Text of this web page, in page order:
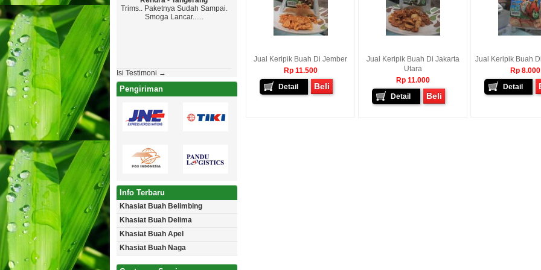
Jual Keripik Buah Di Jember
Rp 11.500
Detail
Beli
Jual Keripik Buah Di Jakarta
Utara
Rp 11.000
Detail
Beli
Jual Keripik Buah
Rp 8.000
Detail
Trims.. Paketnya Sudah Sampai.
Smoga Lancar......
Top Markotop, Ya Walaupun
Paketanya Ga Sampai Sesuai
Jadwal , Yang Penting Barang
Aman Tanpa Cacat. Lain Kali Saya
Pak Kirimannya Sudah Sampai,
Terimakasi Pak. 08770013xxxx...
Pak Paketannya Sudah Datang,
Terimajasih 08774789xxxx...
Isi Testimoni →
Pengiriman
Info Terbaru
Khasiat Buah Belimbing
Khasiat Buah Delima
Khasiat Buah Apel
Khasiat Buah Naga